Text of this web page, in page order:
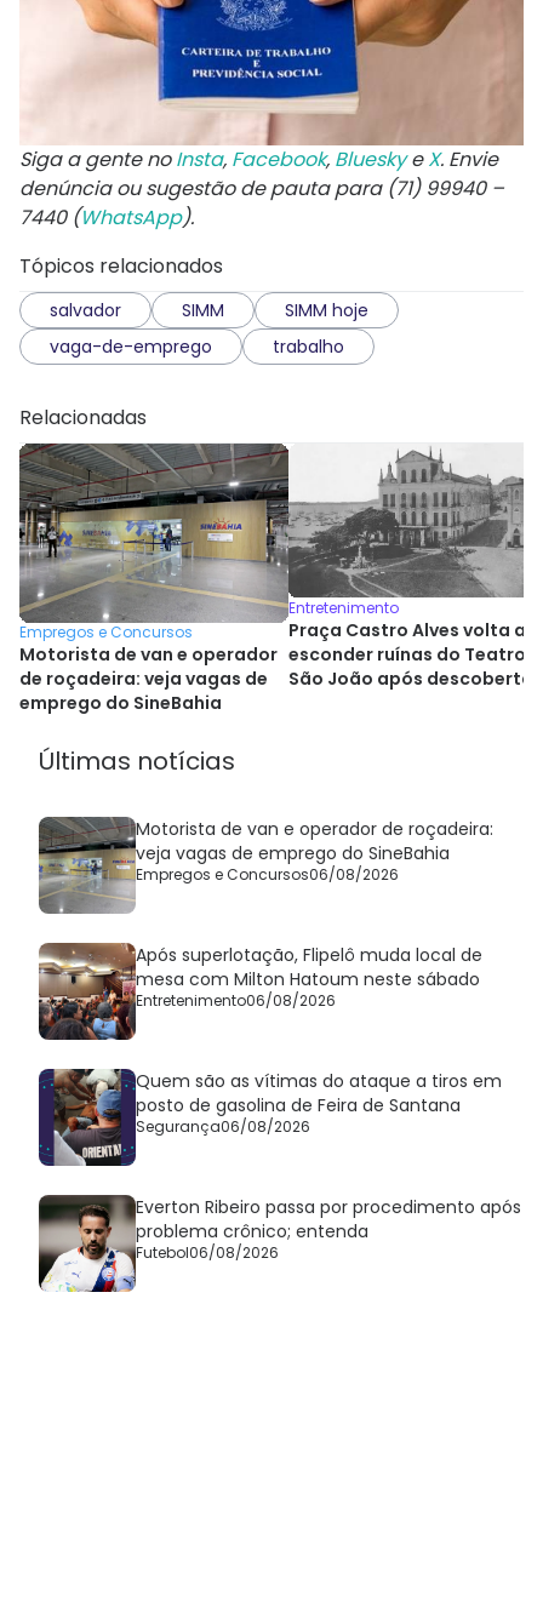
Siga a gente noInsta, Facebook, BlueskyeX. Envie
denúncia ou sugestão de pauta para (71) 99940 –
7440 (WhatsApp).
Tópicos relacionados
salvador SIMM
SIMM hoje
vaga-de-emprego
trabalho
Relacionadas
Empregos e Concursos
Motorista de van e operador
de roçadeira: veja vagas de
emprego do SineBahia
Entretenimento
Praça Castro Alves volta a
esconder ruínas do Teatro
São João após descoberta
Últimas notícias
Motorista de van e operador de roçadeira:
veja vagas de emprego do SineBahia
Empregos e Concursos06/08/2026
Após superlotação, Flipelô muda local de
mesa com Milton Hatoum neste sábado
Entretenimento06/08/2026
Quem são as vítimas do ataque a tiros em
posto de gasolina de Feira de Santana
Segurança06/08/2026
Everton Ribeiro passa por procedimento após
problema crônico; entenda
Futebol06/08/2026